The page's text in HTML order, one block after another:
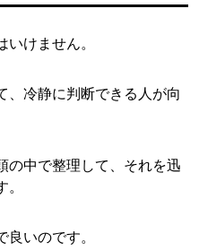
けません。
、冷静に判断できる人が向
の中で整理して、それを迅
いのです。